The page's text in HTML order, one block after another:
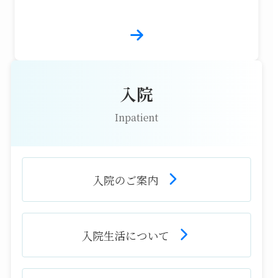
入院
Inpatient
入院のご案内
入院生活について